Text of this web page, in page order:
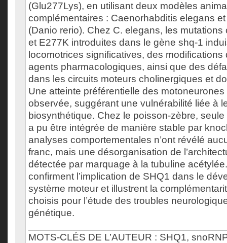
(Glu277Lys), en utilisant deux modèles
complémentaires : Caenorhabditis elegans
(Danio rerio). Chez C. elegans, les
et E277K introduites dans le gène shq-1
locomotrices significatives, des
agents pharmacologiques, ainsi que des
dans les circuits moteurs cholinergiques et
Une atteinte préférentielle des
observée, suggérant une vulnérabilité liée à
biosynthétique. Chez le poisson-zèbre,
a pu être intégrée de manière stable par
analyses comportementales n’ont révélé
franc, mais une désorganisation de
détectée par marquage à la tubuline
confirment l’implication de SHQ1 dans le
système moteur et illustrent la
choisis pour l’étude des troubles
génétique.
MOTS-CLÉS DE L’AUTEUR : SHQ1,